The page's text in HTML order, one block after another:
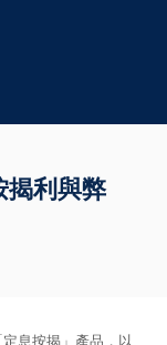
揭利與弊
息按揭」產品，以